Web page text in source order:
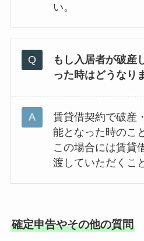
い。
もし入居者が破産
った時はどうなり
賃貸借契約で破産
能となった時のこ
この場合には賃貸
渡していただくこ
確定申告やその他の質問